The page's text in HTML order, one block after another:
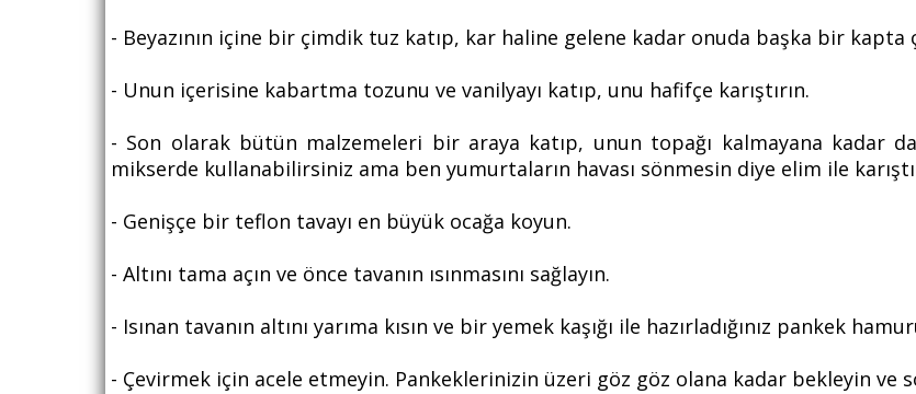
- Beyazının içine bir çimdik tuz katıp, kar haline gelene kadar onuda başka bir kapta
- Unun içerisine kabartma tozunu ve vanilyayı katıp, unu hafifçe karıştırın.
- Son olarak bütün malzemeleri bir araya katıp, unun topağı kalmayana kadar
mikserde kullanabilirsiniz ama ben yumurtaların havası sönmesin diye elim ile
- Genişçe bir teflon tavayı en büyük ocağa koyun.
- Altını tama açın ve önce tavanın ısınmasını sağlayın.
- Isınan tavanın altını yarıma kısın ve bir yemek kaşığı ile hazırladığınız pankek
- Çevirmek için acele etmeyin. Pankeklerinizin üzeri göz göz olana kadar bekleyin ve